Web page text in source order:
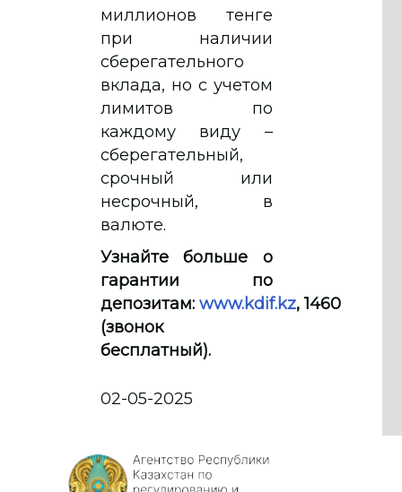
миллионов тенге
при наличии
сберегательного
вклада, но с учетом
лимитов по
каждому виду –
сберегательный,
срочный или
несрочный, в
валюте.
Узнайте больше о
гарантии по
депозитам: www.kdif.kz, 1460
(звонок
бесплатный).
02-05-2025